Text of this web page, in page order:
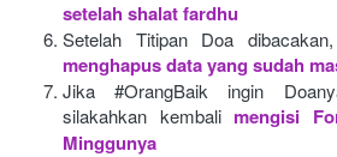
setelah shalat fardhu
Setelah Titipan Doa
menghapus data yang sudah
Jika #OrangBaik ingin
silakahkan kembali mengisi
Minggunya